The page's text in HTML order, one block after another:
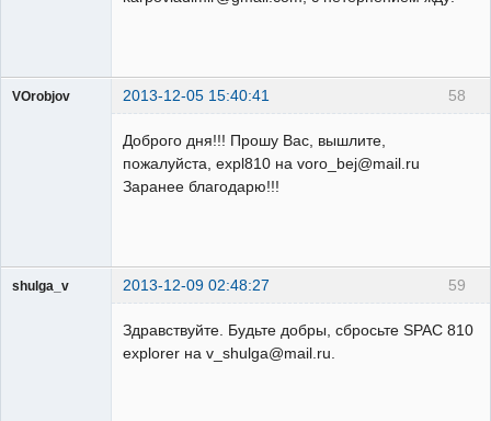
58
VOrobjov 2013-12-05 15:40:41
Доброго дня!!! Прошу Вас, вышлите,
пожалуйста, expl810 на voro_bej@mail.ru
Заранее благодарю!!!
59
shulga_v 2013-12-09 02:48:27
Здравствуйте. Будьте добры, сбросьте SPAC 810
explorer на v_shulga@mail.ru.